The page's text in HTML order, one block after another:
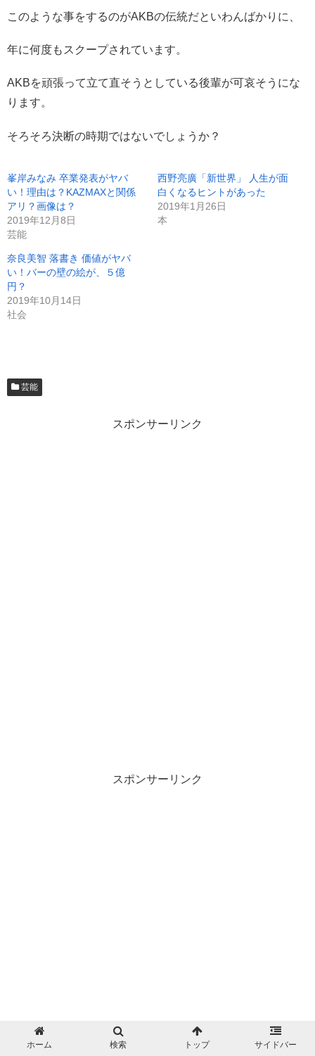
このような事をするのがAKBの伝統だといわんばかりに、
年に何度もスクープされています。
AKBを頑張って立て直そうとしている後輩が可哀そうにな
ります。
そろそろ決断の時期ではないでしょうか？
峯岸みなみ 卒業発表がヤバ
い！理由は？KAZMAXと関係
アリ？画像は？
2019年12月8日
芸能
西野亮廣「新世界」 人生が面
白くなるヒントがあった
2019年1月26日
本
奈良美智 落書き 価値がヤバ
い！バーの壁の絵が、５億
円？
2019年10月14日
社会
芸能
スポンサーリンク
スポンサーリンク
ホーム 検索 トップ サイドバー